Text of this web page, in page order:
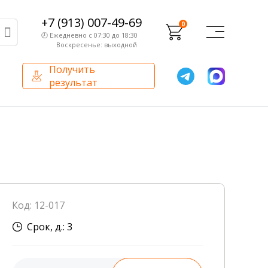
+7 (913) 007-49-69
🕗 Ежедневно с 07:30 до 18:30
Воскресенье: выходной
0
Получить
результат
Внутренний аудит
Сотрудники лаборатории
Код: 12-017
Срок, д.: 3